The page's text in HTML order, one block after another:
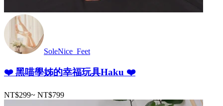
SoleNice_Feet
❤️ 黑喵學姊的幸福玩具Haku ❤️
NT$299~ NT$799